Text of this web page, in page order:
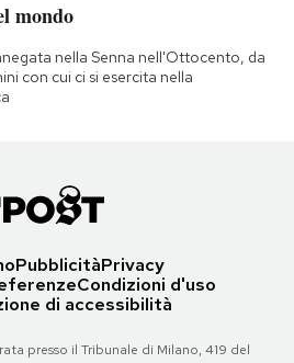
mondo
nella Senna nell'Ottocento, da
con cui ci si esercita nella
PubblicitàPrivacy
Condizioni d'uso
di accessibilità
presso il Tribunale di Milano, 419 del